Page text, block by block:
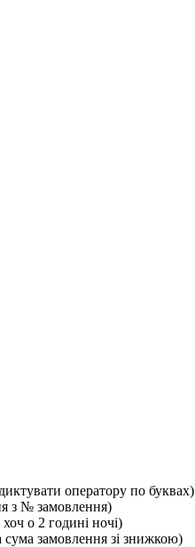
оператору по буквах)
з № замовлення)
о 2 годині ночі)
сума замовлення зі знижкою)